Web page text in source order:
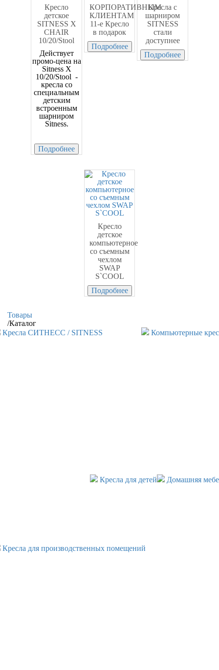
Кресло
детское
SITNESS X
CHAIR
10/20/Stool
Действует
промо-цена на
Sitness X
10/20/Stool -
кресла со
специальным
детским
встроенным
шарниром
Sitness.
Подробнее
КОРПОРАТИВНЫМ
КЛИЕНТАМ
11-е Кресло
в подарок
Подробнее
Кресла c
шарниром
SITNESS
стали
доступнее
Подробнее
Кресло
детское
компьютерное
со съемным
чехлом
SWAP
S`COOL
Подробнее
Товары
/Каталог
Компьютерные
Кресла СИТНЕСС / SITNESS
Домашняя
Кресла для детей
Кресла для производственных помещений